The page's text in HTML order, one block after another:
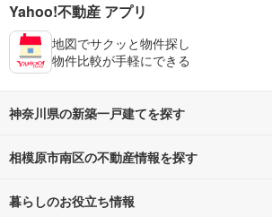
Yahoo!不動産 アプリ
地図でサクッと物件探し
物件比較が手軽にできる
神奈川県の新築一戸建てを探す
路線・駅から探す
通勤・通学時間から探す
相模原市南区の不動産情報を探す
不動産・住宅
暮らしのお役立ち情報